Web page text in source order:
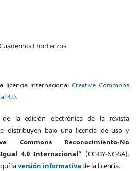
Fronterizos
licencia internacional Creative Commons
4.0.
de la edición electrónica de la revista
distribuyen bajo una licencia de uso y
Commons Reconocimiento-No
4.0 Internacional” (CC-BY-NC-SA).
laversión informativa de la licencia.